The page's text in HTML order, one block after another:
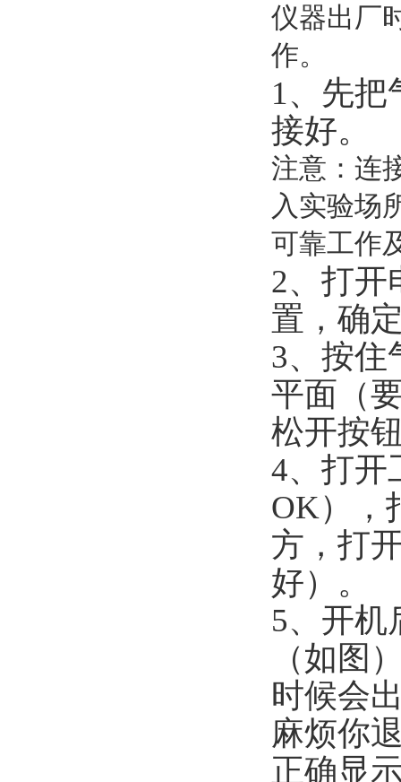
仪器出厂
作。
1、先把
接好。
注意：连
入实验场
可靠工作
2、打开
置，确
3、按住
平面（
松开按
4、打开
OK），
方，打
好）。
5、开机
（如图
时候会
麻烦你
正确显